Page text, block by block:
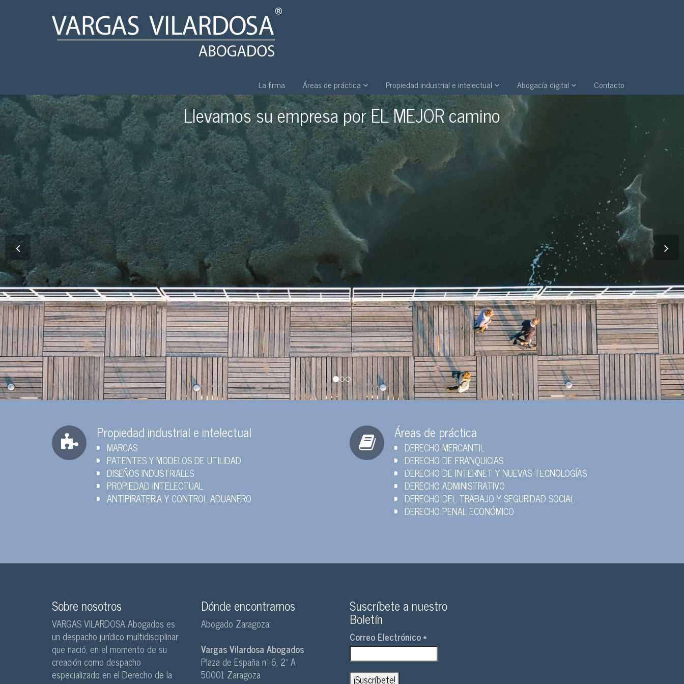
La firma Áreas de práctica Propiedad industrial e intelectual Abogacía digital Contacto
Llevamos su empresa por EL MEJOR camino
Defensa integral de la Propiedad Industrial e Intelectual
Abogados especialistas en Derecho de Empresa
Propiedad industrial e intelectual
MARCAS
PATENTES Y MODELOS DE UTILIDAD
DISEÑOS INDUSTRIALES
PROPIEDAD INTELECTUAL
ANTIPIRATERIA Y CONTROL ADUANERO
Áreas de práctica
DERECHO MERCANTIL
DERECHO DE FRANQUICIAS
DERECHO DE INTERNET Y NUEVAS TECNOLOGÍAS
DERECHO ADMINISTRATIVO
DERECHO DEL TRABAJO Y SEGURIDAD SOCIAL
DERECHO PENAL ECONÓMICO
Sobre nosotros
VARGAS VILARDOSA Abogados es
un despacho jurídico multidisciplinar
que nació, en el momento de su
creación como despacho
especializado en el Derecho de la
Dónde encontrarnos
Abogado Zaragoza:
Vargas Vilardosa Abogados
Plaza de España nº 6, 2º A
50001 Zaragoza
Suscríbete a nuestro
Boletín
Correo Electrónico*